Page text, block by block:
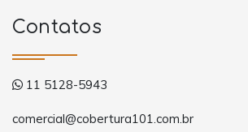
Contatos
11 5128-5943
comercial@cobertura101.com.br